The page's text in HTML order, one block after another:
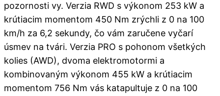
pozornosti vy. Verzia RWD s výkonom 253 kW a
krútiacim momentom 450 Nm zrýchli z 0 na 100
km/h za 6,2 sekundy, čo vám zaručene vyčarí
úsmev na tvári. Verzia PRO s pohonom všetkých
kolies (AWD), dvoma elektromotormi a
kombinovaným výkonom 455 kW a krútiacim
momentom 756 Nm vás katapultuje z 0 na 100